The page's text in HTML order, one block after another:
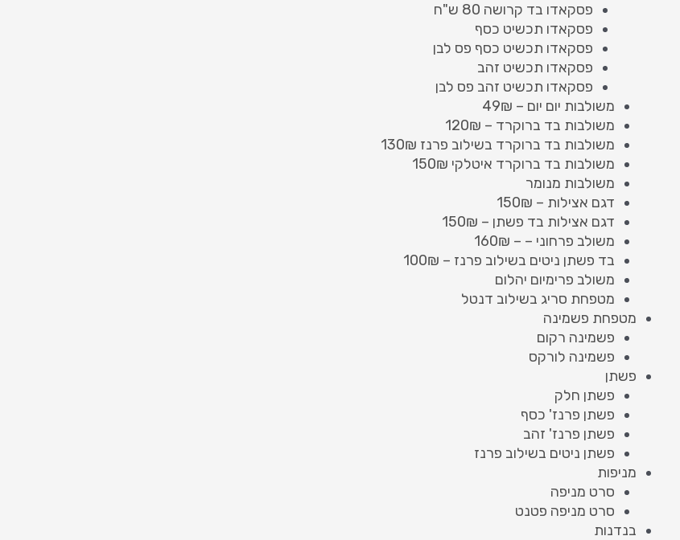
פסקאדו בד קרושה 80 ש"ח
פסקאדו תכשיט כסף
פסקאדו תכשיט כסף פס לבן
פסקאדו תכשיט זהב
פסקאדו תכשיט זהב פס לבן
משולבות יום יום – 49₪
משולבות בד ברוקרד – 120₪
משולבות בד ברוקרד בשילוב פרנז 130₪
משולבות בד ברוקרד איטלקי 150₪
משולבות מנומר
דגם אצילות – 150₪
דגם אצילות בד פשתן – 150₪
משולב פרחוני – – 160₪
בד פשתן ניטים בשילוב פרנז – 100₪
משולב פרימיום יהלום
מטפחת סריג בשילוב דנטל
מטפחת פשמינה
פשמינה רקום
פשמינה לורקס
פשתן
פשתן חלק
פשתן פרנז' כסף
פשתן פרנז' זהב
פשתן ניטים בשילוב פרנז
מניפות
סרט מניפה
סרט מניפה פטנט
בנדנות